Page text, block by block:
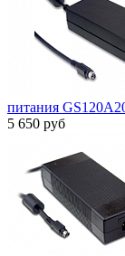
питания
5 650 руб